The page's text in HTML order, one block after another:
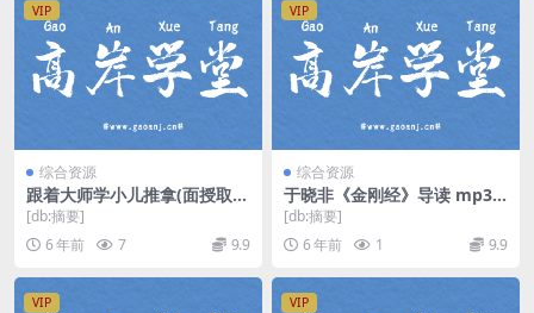
VIP
综合资源
跟着大师学小儿推拿(面授取证
班)（高清视频）百度网盘
[db:摘要]
6 年前
7 9.9
VIP
综合资源
于晓非《金刚经》导读 mp3
音频 百度网盘
[db:摘要]
6 年前
1 9.9
VIP VIP